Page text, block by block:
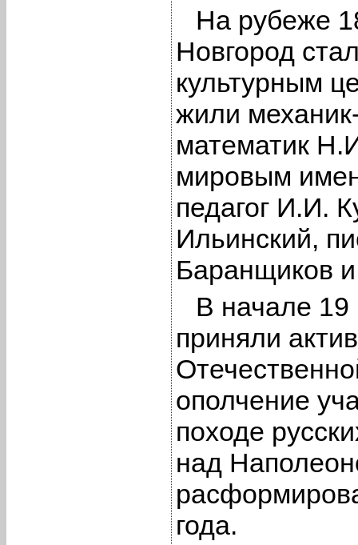
На рубеже
Новгород
культурным
жили
математик
мировым
педагог И.И.
Ильинский,
Баранщиков
В начале 19
приняли
ополчение
походе
над
года.